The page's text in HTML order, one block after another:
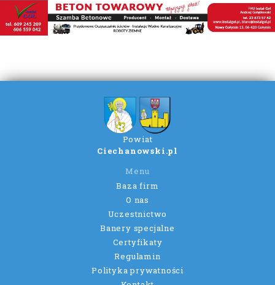
Powiat
Ciechanowski.pl
Menu
Baza firm
O nas
Uczestnictwo
Banery specjalne
Certyfikaty
Regulamin
Polityka prywatności